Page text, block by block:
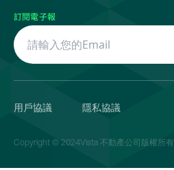
訂閱電子報
Copyright © 2024Vista 不動產公司版權所有
用戶協議 隱私協議